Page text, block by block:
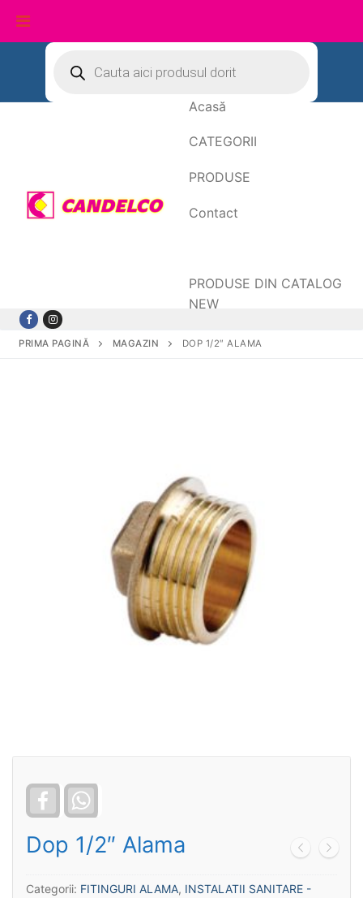
conținut
search
Acasă
CATEGORII
PRODUSE
Contact
PRODUSE DIN CATALOG
NEW
PRIMA PAGINĂ MAGAZIN DOP 1/2″ ALAMA
Facebook
Dop 1/2″ Alama
Categorii: FITINGURI ALAMA, INSTALATII SANITARE -